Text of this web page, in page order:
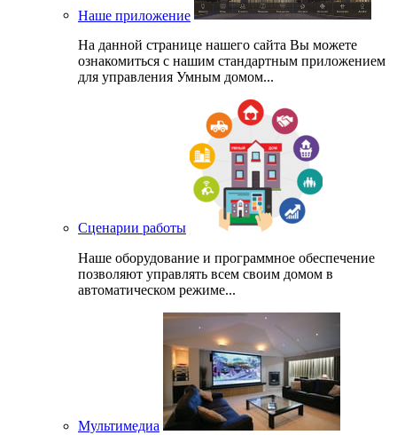
Наше приложение
На данной странице нашего сайта Вы можете
ознакомиться с нашим стандартным приложением
для управления Умным домом...
Сценарии работы
Наше оборудование и программное обеспечение
позволяют управлять всем своим домом в
автоматическом режиме...
Мультимедиа